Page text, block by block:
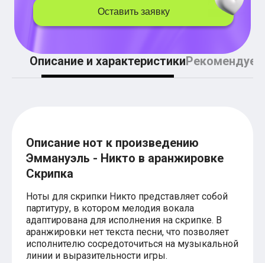
Легкие аккорды (простые песни)
Аккорды со словами (вокал)
Поп
BEARWOLF
Мари Краймбрери
Комната культуры
XOLIDAYBOY
Монеточка
Пицца
Звери
Анжелика Варум
Леонид Агутин
Саундтрек
Тематические
Из фильмов
Аватар: Путь воды
Титаник
Оставить заявку
Описание и характеристикиРекомендуем
Описание нот к произведению
Эммануэль - Никто в аранжировке
Скрипка
Ноты для скрипки Никто представляет собой
партитуру, в котором мелодия вокала
адаптирована для исполнения на скрипке. В
аранжировки нет текста песни, что позволяет
исполнителю сосредоточиться на музыкальной
линии и выразительности игры.